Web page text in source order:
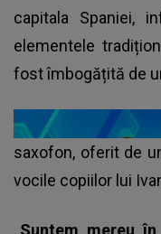
capitala Spaniei,
elementele
fost îmbogățită de
saxofon, oferit de
vocile copiilor lui
„Suntem mereu